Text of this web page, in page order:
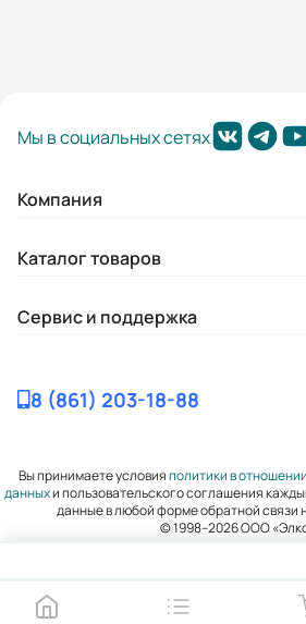
Мы в социальных сетях
Компания
Каталог товаров
Сервис и поддержка
8 (861) 203-18-88
Вы принимаете условияполитики в
данныхи пользовательского соглашения
данные в любой форме обратной связи
© 1998–2026 ООО